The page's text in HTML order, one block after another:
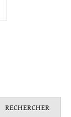
RECHERCHER